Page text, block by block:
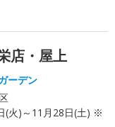
店・屋上
ーデン
(火)～11月28日(土) ※